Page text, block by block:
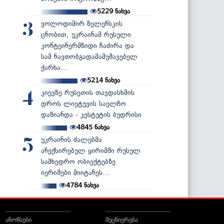
5229 ნახვა
3
ვოლოდიმირ ზელენსკის
ცნობით, უკრაინამ რუსული
კონტეინერმზიდი ჩაძირა და
სამ ნავთობგადამამუშავებელ
ქარხა...
5214ნახვა
4
კიევზე რუსეთის თავდასხმის
დროს ლიეტუვის საელჩო
დაზიანდა - კესტუტის ბუდრისი
4845ნახვა
5
უკრაინის ძალებმა
ანექსირებულ ყირიმში რუსულ
სამხედრო ობიექტებზე
იერიშები მიიტანეს...
4784ნახვა
ანონსები მეცნიერება